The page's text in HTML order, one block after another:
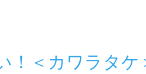
！＜カワラタケ